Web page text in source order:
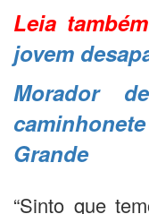
Leia
jovem
Morador
Grande
“Sinto que